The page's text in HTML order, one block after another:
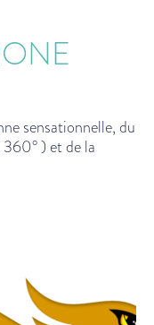
sensationnelle, du
) et de la